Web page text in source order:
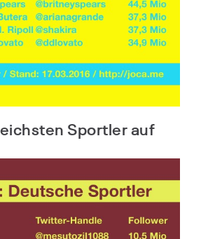
Sportler auf